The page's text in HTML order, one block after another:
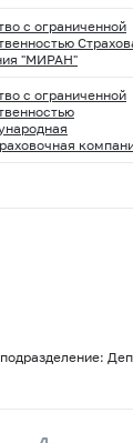
с ограниченной
"МИРАН"
с ограниченной